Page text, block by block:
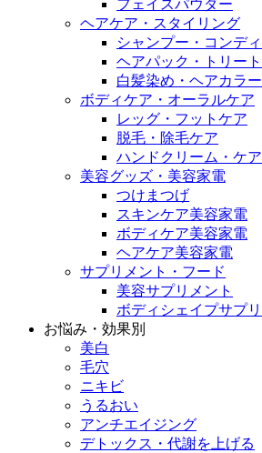
フェイスパウダー
ヘアケア・スタイリング
シャンプー・コンデ
ヘアパック・トリー
白髪染め・ヘアカラ
ボディケア・オーラルケア
レッグ・フットケア
脱毛・除毛ケア
ハンドクリーム・ケア
美容グッズ・美容家電
つけまつげ
スキンケア美容家電
ボディケア美容家電
ヘアケア美容家電
サプリメント・フード
美容サプリメント
ボディシェイプサプ
お悩み・効果別
美白
毛穴
ニキビ
うるおい
アンチエイジング
デトックス・代謝を上げる